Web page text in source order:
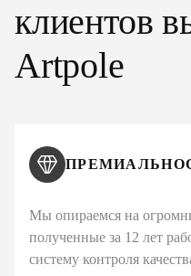
клиентов
Artpole
Мы опираемся на
полученные за 12 лет
систему контроля